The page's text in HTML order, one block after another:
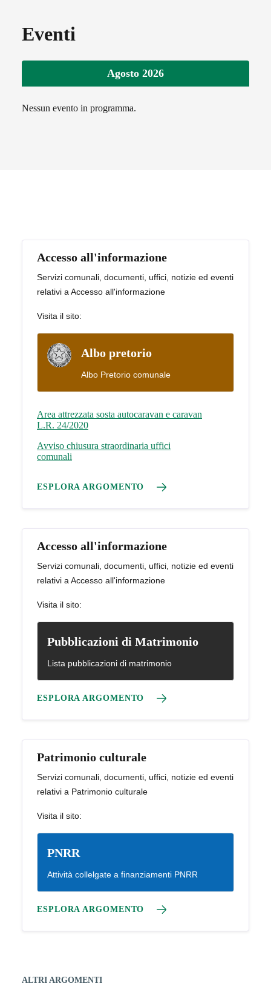
Eventi
Agosto 2026
Nessun evento in programma.
Accesso all'informazione
Servizi comunali, documenti, uffici, notizie ed eventi
relativi a Accesso all'informazione
Visita il sito:
Albo pretorio
Albo Pretorio comunale
Area attrezzata sosta autocaravan e caravan
L.R. 24/2020
Avviso chiusura straordinaria uffici
comunali
ESPLORA ARGOMENTO
Accesso all'informazione
Servizi comunali, documenti, uffici, notizie ed eventi
relativi a Accesso all'informazione
Visita il sito:
Pubblicazioni di Matrimonio
Lista pubblicazioni di matrimonio
ESPLORA ARGOMENTO
Patrimonio culturale
Servizi comunali, documenti, uffici, notizie ed eventi
relativi a Patrimonio culturale
Visita il sito:
PNRR
Attività collelgate a finanziamenti PNRR
ESPLORA ARGOMENTO
ALTRI ARGOMENTI